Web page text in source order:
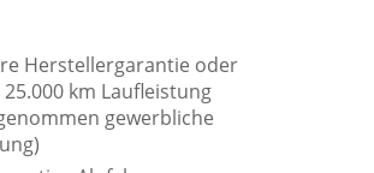
Herstellergarantie oder
25.000 km Laufleistung
gewerbliche